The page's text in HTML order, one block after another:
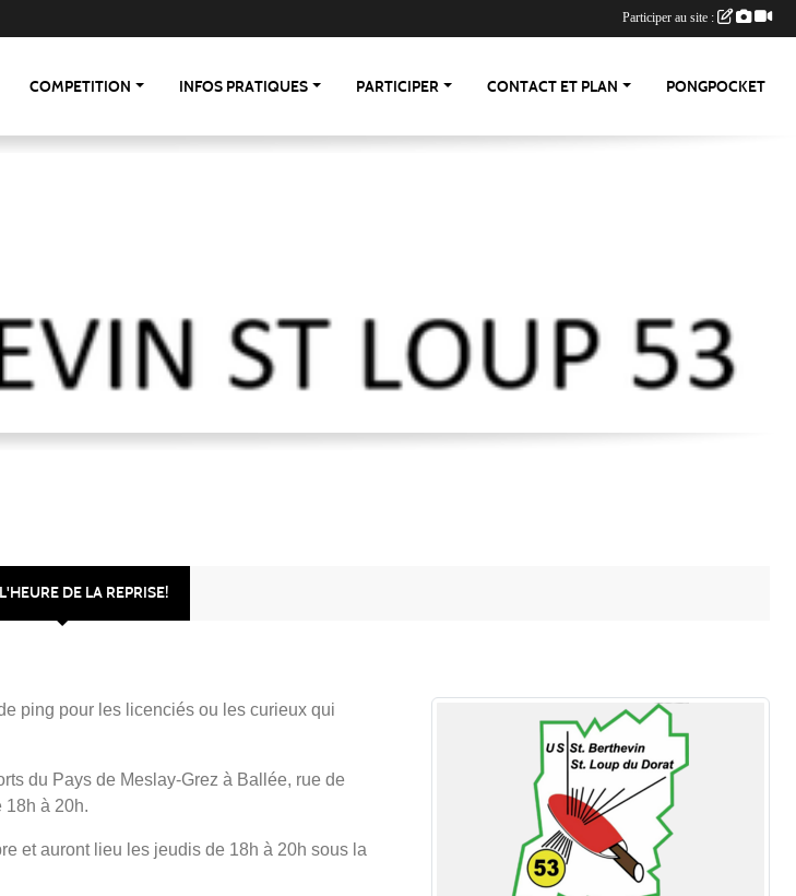
COMPETITION INFOS PRATIQUES PARTICIPER CONTACT ET PLAN PONGPOCKET
DE LA REPRISE!
ping pour les licenciés ou les curieux qui
du Pays de Meslay-Grez à Ballée, rue de
18h à 20h.
et auront lieu les jeudis de 18h à 20h sous la
Participer au site :